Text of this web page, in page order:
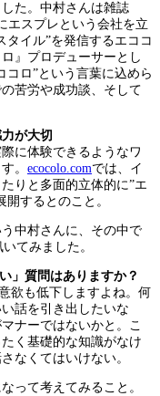
た。中村さんは雑誌
エスプレという会社を立
タイル”を発信するエココ
』プロデューサーとし
コロ”という言葉に込めら
苦労や成功談、そして
が大切
に体験できるようなワ
。 ecocolo.comでは、イ
りと多面的立体的に”エ
するとのこと。
中村さんに、その中で
てみました。
」質問はありますか？
欲も低下しますよね。何
話を引き出したいな
ナーではないかと。こ
く基礎的な知識がなけ
なくてはいけない。
って考えてみること。